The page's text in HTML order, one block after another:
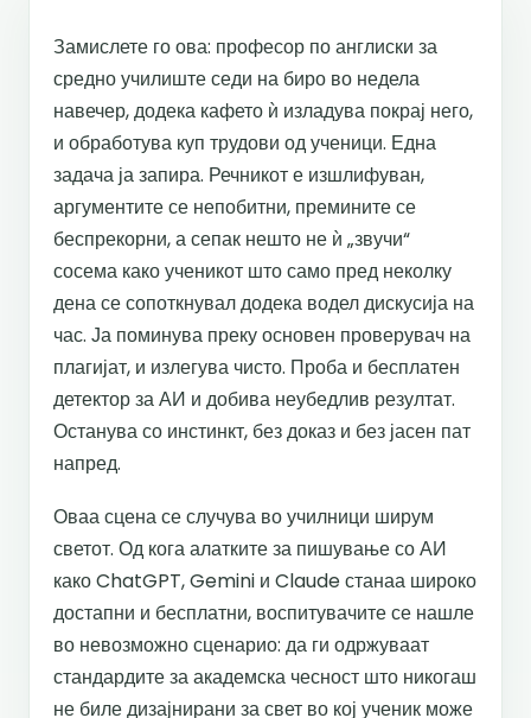
Замислете го ова: професор по англиски за
средно училиште седи на биро во недела
навечер, додека кафето ѝ изладува покрај него,
и обработува куп трудови од ученици. Една
задача ја запира. Речникот е изшлифуван,
аргументите се непобитни, премините се
беспрекорни, а сепак нешто не ѝ „звучи“
сосема како ученикот што само пред неколку
дена се сопоткнувал додека водел дискусија на
час. Ја поминува преку основен проверувач на
плагијат, и излегува чисто. Проба и бесплатен
детектор за АИ и добива неубедлив резултат.
Останува со инстинкт, без доказ и без јасен пат
напред.
Оваа сцена се случува во училници ширум
светот. Од кога алатките за пишување со АИ
како ChatGPT, Gemini и Claude станаа широко
достапни и бесплатни, воспитувачите се нашле
во невозможно сценарио: да ги одржуваат
стандардите за академска чесност што никогаш
не биле дизајнирани за свет во кој ученик може